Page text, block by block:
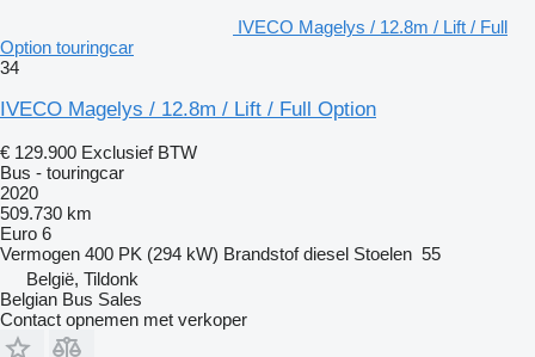
IVECO Magelys / 12.8m / Lift / Full
Option touringcar
34
IVECO Magelys / 12.8m / Lift / Full Option
€ 129.900 Exclusief BTW
Bus - touringcar
2020
509.730 km
Euro 6
Vermogen 400 PK (294 kW) Brandstof diesel Stoelen 55
België, Tildonk
Belgian Bus Sales
Contact opnemen met verkoper